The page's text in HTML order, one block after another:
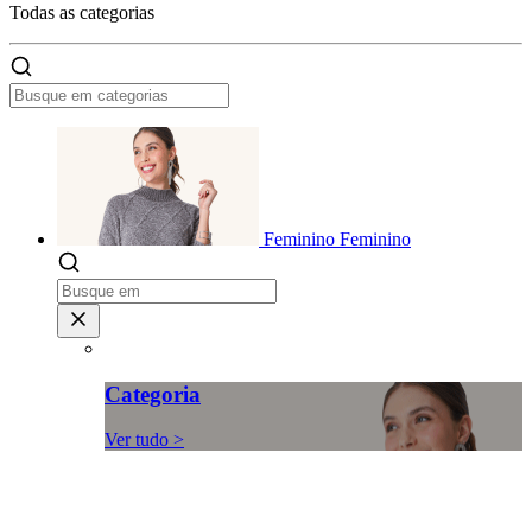
Todas as categorias
Feminino Feminino
Categoria
Ver tudo >